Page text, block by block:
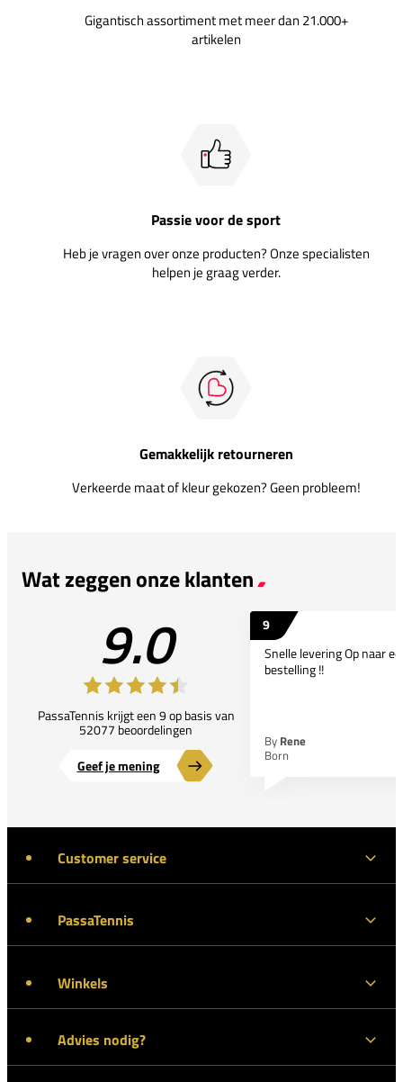
Gigantisch assortiment met meer dan 21.000+
artikelen
Passie voor de sport
Heb je vragen over onze producten? Onze specialisten
helpen je graag verder.
Gemakkelijk retourneren
Verkeerde maat of kleur gekozen? Geen probleem!
Wat zeggen onze klanten
9.0
PassaTennis krijgt een 9 op basis van
52077 beoordelingen
Geef je mening
9
Snelle levering Op naar
bestelling !!
By Rene
Born
Customer service
PassaTennis
Winkels
Advies nodig?